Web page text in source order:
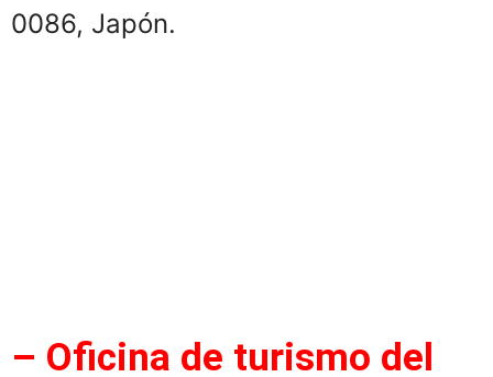
0086, Japón.
– Oficina de turismo del